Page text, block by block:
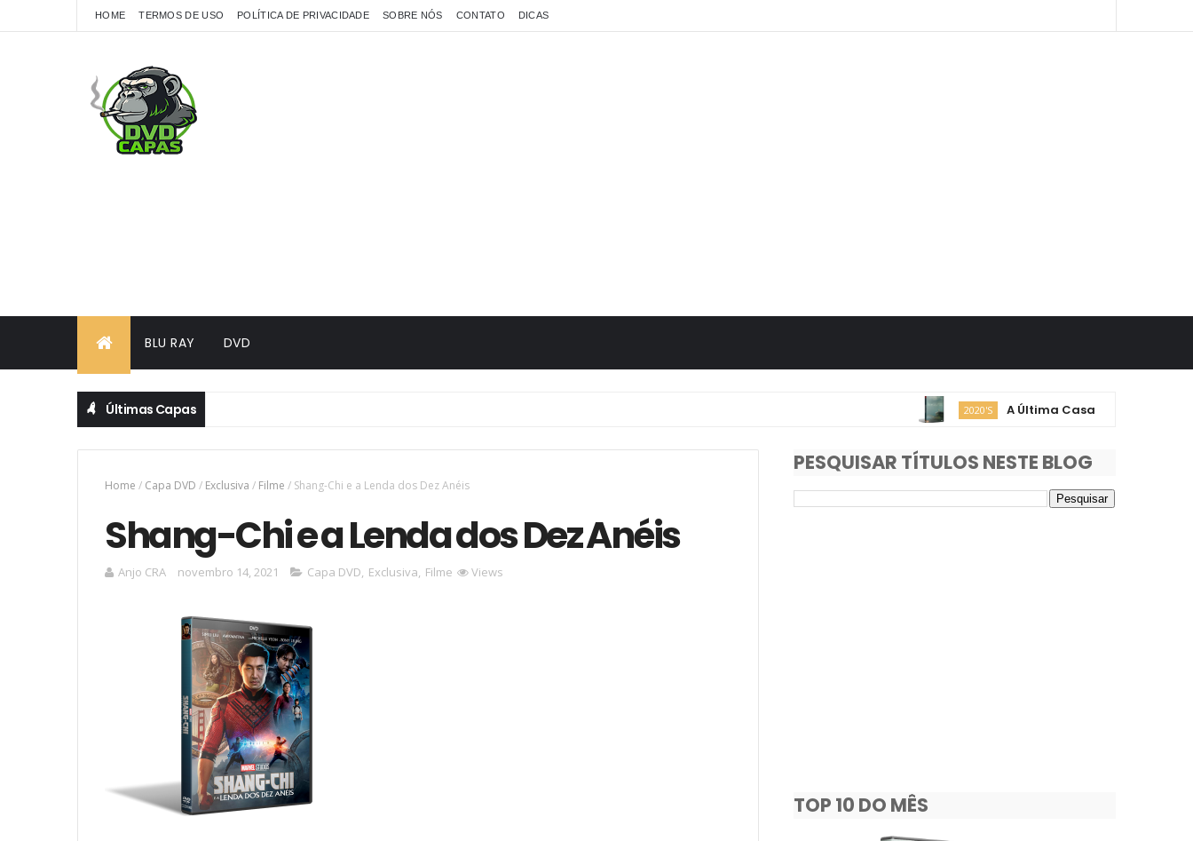
HOME TERMOS DE USO POLÍTICA DE PRIVACIDADE SOBRE NÓS CONTATO DICAS
BLU RAY DVD
Últimas Capas 2020'S A Última Casa
Home / Capa DVD / Exclusiva / Filme / Shang-Chi e a Lenda dos Dez Anéis
Shang-Chi e a Lenda dos Dez Anéis
Anjo CRA novembro 14, 2021 Capa DVD, Exclusiva, Filme Views
PESQUISAR TÍTULOS NESTE BLOG
TOP 10 DO MÊS